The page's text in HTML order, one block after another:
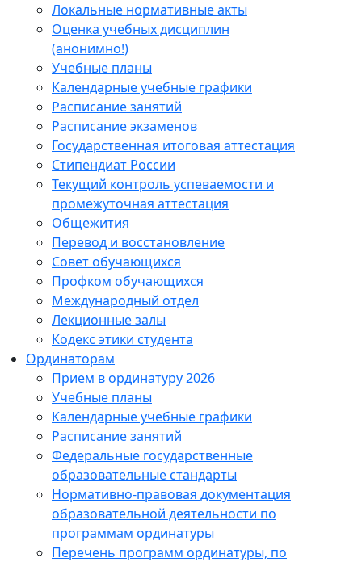
Локальные нормативные акты
Оценка учебных дисциплин
(анонимно!)
Учебные планы
Календарные учебные графики
Расписание занятий
Расписание экзаменов
Государственная итоговая аттестация
Стипендиат России
Текущий контроль успеваемости и
промежуточная аттестация
Общежития
Перевод и восстановление
Совет обучающихся
Профком обучающихся
Международный отдел
Лекционные залы
Кодекс этики студента
Ординаторам
Прием в ординатуру 2026
Учебные планы
Календарные учебные графики
Расписание занятий
Федеральные государственные
образовательные стандарты
Нормативно-правовая документация
образовательной деятельности по
программам ординатуры
Перечень программ ординатуры, по